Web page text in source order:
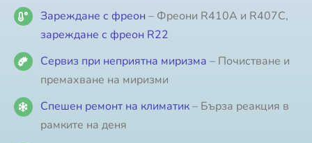
Зареждане с фреон – Фреони R410A и R407C,
зареждане с фреон R22
Сервиз при неприятна миризма – Почистване и
премахване на миризми
Спешен ремонт на климатик– Бърза реакция в
рамките на деня